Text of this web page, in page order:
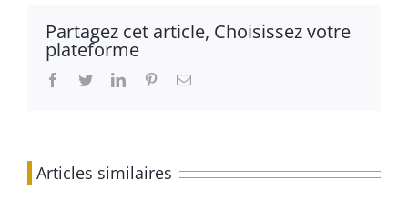
Partagez cet article, Choisissez votre
plateforme
Facebook
TwitterLinkedInPinterestEmail
Articles similaires